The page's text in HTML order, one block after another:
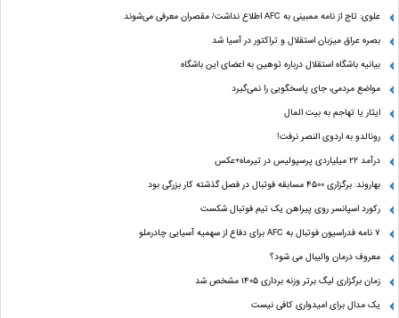
علوی: تاج از نامه ممبینی به AFC اطلاع نداشت/ مقصران معرفی می‌شوند
بصره عراق میزبان استقلال و تراکتور در آسیا شد
بیانیه باشگاه استقلال درباره توهین به اعضای این باشگاه
مواضع مردمی، جای پاسخگویی را نمی‌گیرد
ایثار یا تهاجم به بیت المال
رونالدو به اردوی النصر نرفت!
درآمد ۲۲ میلیاردی پرسپولیس در تیرماه+عکس
بهاروند: برگزاری ۴۵۰۰ مسابقه فوتبال در فصل گذشته کار بزرگی بود
رکورد اسپانسر روی پیراهن یک تیم فوتبال شکست
۷ نامه فدراسیون فوتبال به AFC برای دفاع از سهمیه آسیایی چادرملو
معروف درمان والیبال می شود؟
زمان برگزاری لیگ برتر وزنه برداری ۱۴۰۵ مشخص شد
یک مدال برای امیدواری کافی نیست